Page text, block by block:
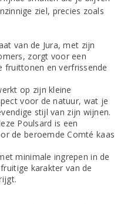
ziel, precies zoals
van de Jura, met zijn
zorgt voor een
fruittonen en verfrissende
op zijn kleine
voor de natuur, wat je
stijl van zijn wijnen.
Poulsard is een
de beroemde Comté kaas
minimale ingrepen in de
karakter van de